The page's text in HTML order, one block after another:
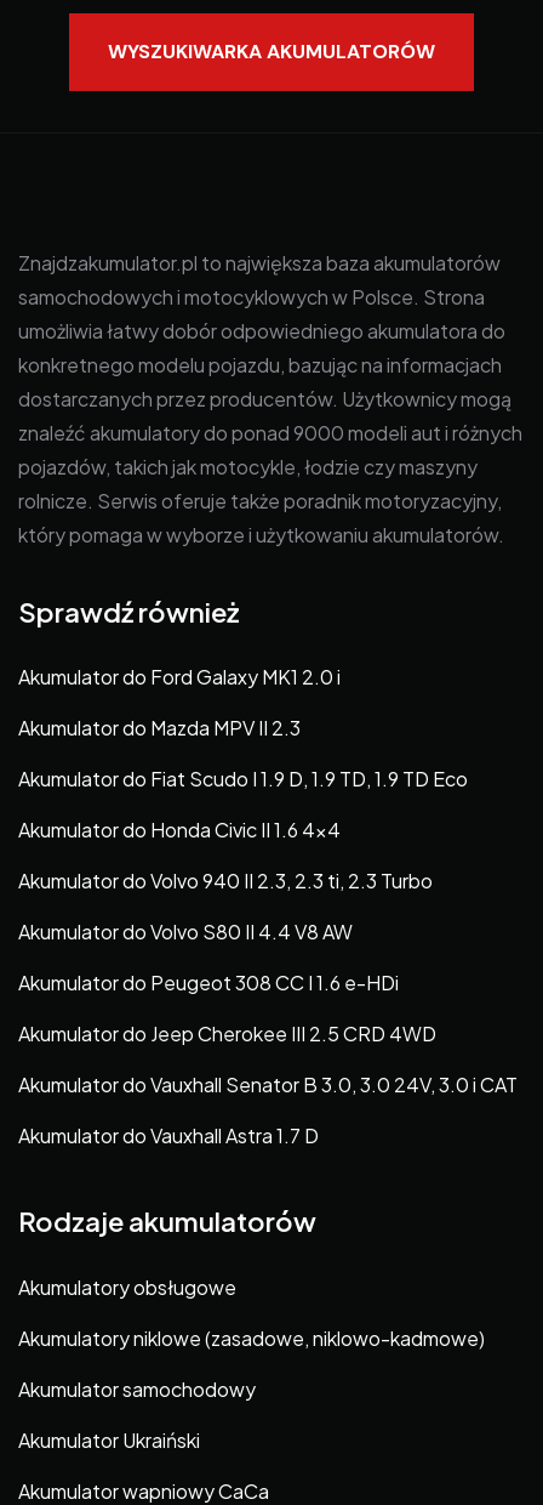
WYSZUKIWARKA AKUMULATORÓW
Znajdzakumulator.pl to największa baza akumulatorów
samochodowych i motocyklowych w Polsce. Strona
umożliwia łatwy dobór odpowiedniego akumulatora do
konkretnego modelu pojazdu, bazując na informacjach
dostarczanych przez producentów. Użytkownicy mogą
znaleźć akumulatory do ponad 9000 modeli aut i różnych
pojazdów, takich jak motocykle, łodzie czy maszyny
rolnicze. Serwis oferuje także poradnik motoryzacyjny,
który pomaga w wyborze i użytkowaniu akumulatorów.
Sprawdź również
Akumulator do Ford Galaxy MK1 2.0 i
Akumulator do Mazda MPV II 2.3
Akumulator do Fiat Scudo I 1.9 D, 1.9 TD, 1.9 TD Eco
Akumulator do Honda Civic II 1.6 4×4
Akumulator do Volvo 940 II 2.3, 2.3 ti, 2.3 Turbo
Akumulator do Volvo S80 II 4.4 V8 AW
Akumulator do Peugeot 308 CC I 1.6 e-HDi
Akumulator do Jeep Cherokee III 2.5 CRD 4WD
Akumulator do Vauxhall Senator B 3.0, 3.0 24V, 3.0 i CAT
Akumulator do Vauxhall Astra 1.7 D
Rodzaje akumulatorów
Akumulatory obsługowe
Akumulatory niklowe (zasadowe, niklowo-kadmowe)
Akumulator samochodowy
Akumulator Ukraiński
Akumulator wapniowy CaCa